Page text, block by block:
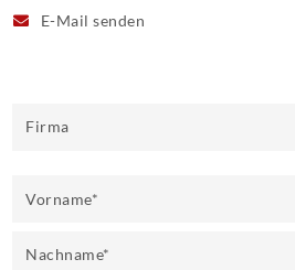
E-Mailsenden
Firma
Vorname*
Nachname*